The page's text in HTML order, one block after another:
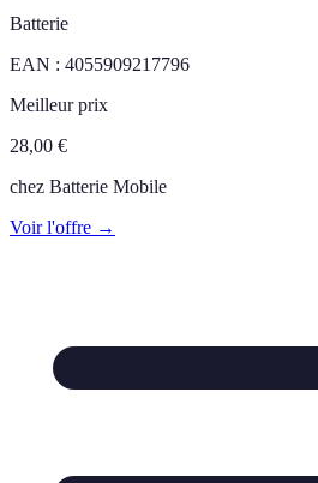
Batterie
EAN : 4055909217796
Meilleur prix
28,00 €
chez Batterie Mobile
Voir l'offre →